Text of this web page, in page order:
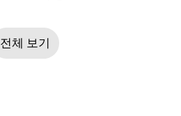
전체 보기